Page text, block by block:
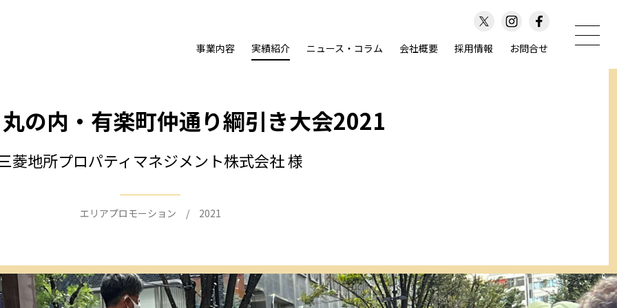
事業内容 実績紹介 ニュース・コラム 会社概要 採用情報 お問合せ
の内・有楽町仲通り綱引き大会2021
菱地所プロパティマネジメント株式会社 様
エリアプロモーション / 2021